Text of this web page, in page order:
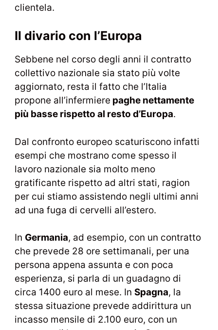
clientela.
Il divario con l’Europa
Sebbene nel corso degli anni il contratto
collettivo nazionale sia stato più volte
aggiornato, resta il fatto che l’Italia
propone all’infermiere paghe nettamente
più basse rispetto al resto d’Europa.
Dal confronto europeo scaturiscono infatti
esempi che mostrano come spesso il
lavoro nazionale sia molto meno
gratificante rispetto ad altri stati, ragion
per cui stiamo assistendo negli ultimi anni
ad una fuga di cervelli all’estero.
In Germania, ad esempio, con un contratto
che prevede 28 ore settimanali, per una
persona appena assunta e con poca
esperienza, si parla di un guadagno di
circa 1400 euro al mese. In Spagna, la
stessa situazione prevede addirittura un
incasso mensile di 2.100 euro, con un